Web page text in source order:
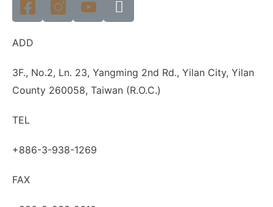
ADD
3F., No.2, Ln. 23, Yangming 2nd Rd., Yilan City, Yilan
County 260058, Taiwan (R.O.C.)
TEL
+886-3-938-1269
FAX